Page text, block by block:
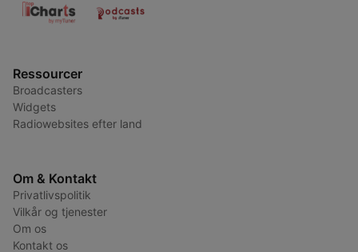
Ressourcer
Broadcasters
Widgets
Radiowebsites efter land
Om & Kontakt
Privatlivspolitik
Vilkår og tjenester
Om os
Kontakt os